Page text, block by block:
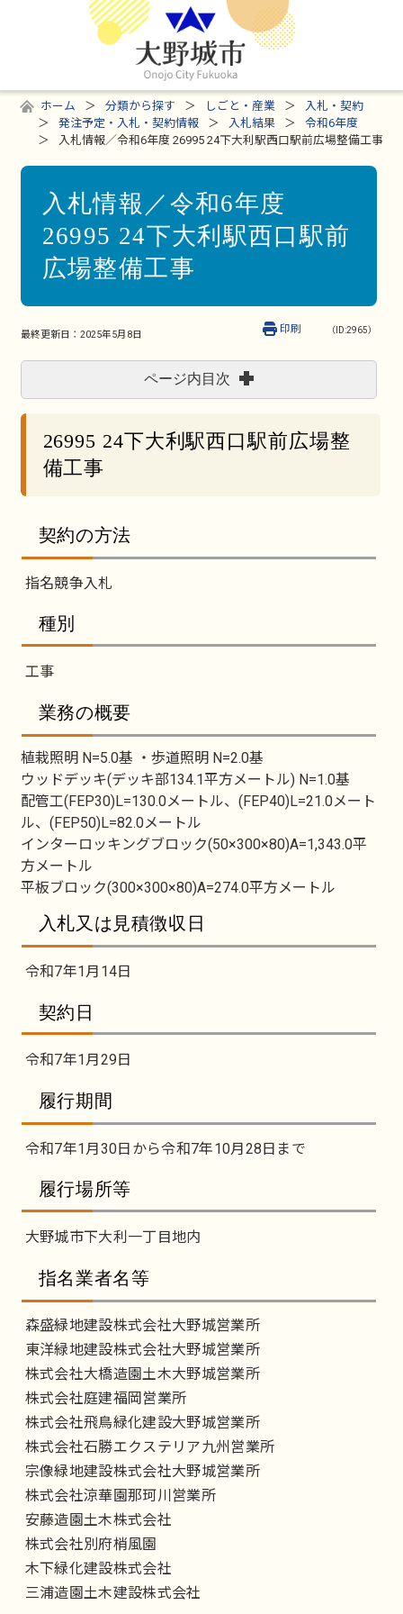
ホーム 分類から探す しごと・産業
入札・契約
発注予定・入札・契約情報
入札結果
令和6年度
入札情報／令和6年度 26995 24下大利駅西口駅前広場整備工事
入札情報／令和6年度
26995 24下大利駅西口駅前
広場整備工事
最終更新日： 2025年5月8日 （ID:2965）
印刷
ページ内目次
26995 24下大利駅西口駅前広場整
備工事
契約の方法
指名競争入札
種別
工事
業務の概要
植栽照明 N=5.0基 ・歩道照明 N=2.0基
ウッドデッキ(デッキ部134.1平方メートル) N=1.0基
配管工(FEP30)L=130.0メートル、(FEP40)L=21.0メート
ル、(FEP50)L=82.0メートル
インターロッキングブロック(50×300×80)A=1,343.0平
方メートル
平板ブロック(300×300×80)A=274.0平方メートル
入札又は見積徴収日
令和7年1月14日
契約日
令和7年1月29日
履行期間
令和7年1月30日から令和7年10月28日まで
履行場所等
大野城市下大利一丁目地内
指名業者名等
森盛緑地建設株式会社大野城営業所
東洋緑地建設株式会社大野城営業所
株式会社大橋造園土木大野城営業所
株式会社庭建福岡営業所
株式会社飛鳥緑化建設大野城営業所
株式会社石勝エクステリア九州営業所
宗像緑地建設株式会社大野城営業所
株式会社涼華園那珂川営業所
安藤造園土木株式会社
株式会社別府梢風園
木下緑化建設株式会社
三浦造園土木建設株式会社